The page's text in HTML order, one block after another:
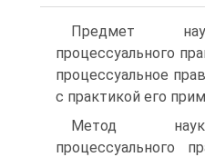
Предмет
процессуального
процессуальное
с практикой его
Метод
процессуального